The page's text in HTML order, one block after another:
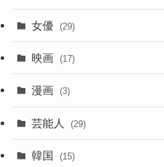
女優 (29)
映画 (17)
漫画 (3)
芸能人 (29)
韓国 (15)